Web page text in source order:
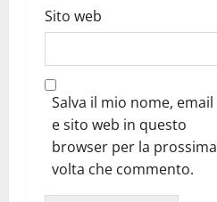
Sito web
Salva il mio nome, email
e sito web in questo
browser per la prossima
volta che commento.